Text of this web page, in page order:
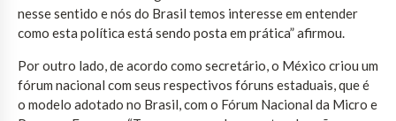
nesse sentido e nós do Brasil temos interesse em entender
como esta política está sendo posta em prática” afirmou.
Por outro lado, de acordo como secretário, o México criou um
fórum nacional com seus respectivos fóruns estaduais, que é
o modelo adotado no Brasil, com o Fórum Nacional da Micro e